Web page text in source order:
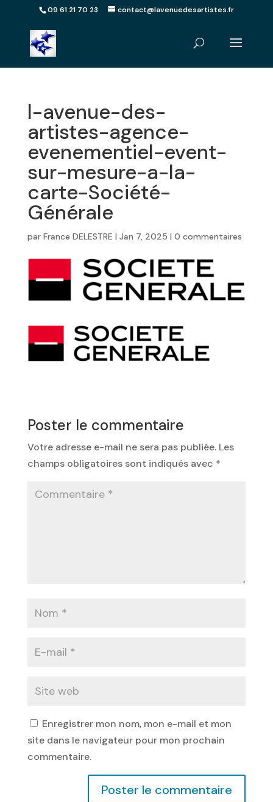
09 61 21 70 23 contact@lavenuedesartistes.fr
l-avenue-des-
artistes-agence-
evenementiel-event-
sur-mesure-a-la-
carte-Société-
Générale
par France DELESTRE | Jan 7, 2025 | 0 commentaires
Poster le commentaire
Votre adresse e-mail ne sera pas publiée. Les
champs obligatoires sont indiqués avec *
Enregistrer mon nom, mon e-mail et mon
site dans le navigateur pour mon prochain
commentaire.